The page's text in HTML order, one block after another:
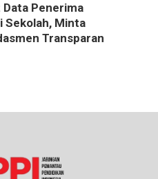
Penerima
Sekolah, Minta
Transparan